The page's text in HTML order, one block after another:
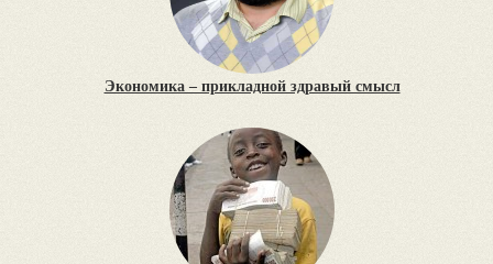
Экономика – прикладной здравый смысл